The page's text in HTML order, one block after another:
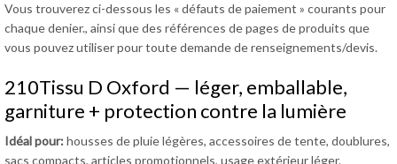
Vous trouverez ci-dessous les « défauts de paiement » courants pour
chaque denier., ainsi que des références de pages de produits que
vous pouvez utiliser pour toute demande de renseignements/devis.
210Tissu D Oxford — léger, emballable,
garniture + protection contre la lumière
Idéal pour:housses de pluie légères, accessoires de tente, doublures,
sacs compacts, articles promotionnels, usage extérieur léger.